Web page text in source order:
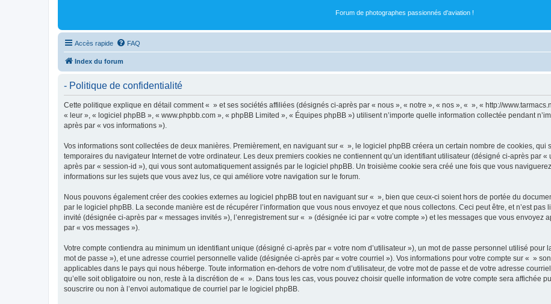
Forum de photographes passionnés d'aviation !
Accès rapide FAQ
Index du forum
- Politique de confidentialité
Cette politique explique en détail comment « » et ses sociétés affiliées (désignés ci-après par « nous », « notre », « nos », « », « http://
« leur », « logiciel phpBB », « www.phpbb.com », « phpBB Limited », « Équipes phpBB ») utilisent n’importe quelle information collectée pendant
après par « vos informations »).
Vos informations sont collectées de deux manières. Premièrement, en naviguant sur « », le logiciel phpBB créera un certain nombre de cookies, qui
temporaires du navigateur Internet de votre ordinateur. Les deux premiers cookies ne contiennent qu’un identifiant utilisateur (désigné ci-après par
après par « session-id »), qui vous sont automatiquement assignés par le logiciel phpBB. Un troisième cookie sera créé une fois que vous
informations sur les sujets que vous avez lus, ce qui améliore votre navigation sur le forum.
Nous pouvons également créer des cookies externes au logiciel phpBB tout en naviguant sur « », bien que ceux-ci soient hors de portée du
par le logiciel phpBB. La seconde manière est de récupérer l’information que vous nous envoyez et que nous collectons. Ceci peut être, et n’est
invité (désignée ci-après par « messages invités »), l’enregistrement sur « » (désignée ici par « votre compte ») et les messages que vous envoyez
par « vos messages »).
Votre compte contiendra au minimum un identifiant unique (désigné ci-après par « votre nom d’utilisateur »), un mot de passe personnel utilisé pour
mot de passe »), et une adresse courriel personnelle valide (désignée ci-après par « votre courriel »). Vos informations pour votre compte sur « »
applicables dans le pays qui nous héberge. Toute information en-dehors de votre nom d’utilisateur, de votre mot de passe et de votre adresse
qu’elle soit obligatoire ou non, reste à la discrétion de « ». Dans tous les cas, vous pouvez choisir quelle information de votre compte sera affichée
souscrire ou non à l’envoi automatique de courriel par le logiciel phpBB.